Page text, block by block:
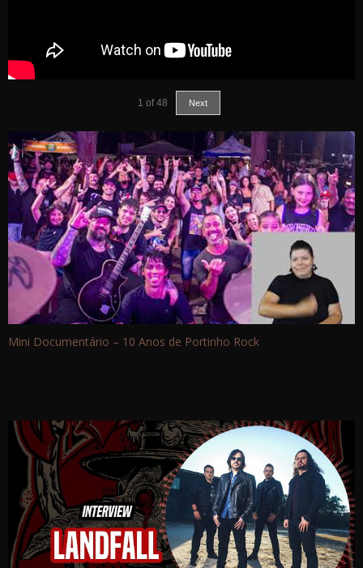
1 of 48 Next
Mini Documentário – 10 Anos de Portinho Rock